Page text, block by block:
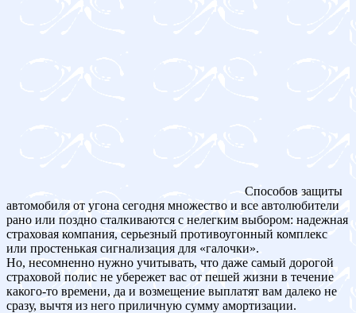
Способов защиты
автомобиля от угона сегодня множество и все автолюбители
рано или поздно сталкиваются с нелегким выбором: надежная
страховая компания, серьезный противоугонный комплекс
или простенькая сигнализация для «галочки».
Но, несомненно нужно учитывать, что даже самый дорогой
страховой полис не убережет вас от пешей жизни в течение
какого-то времени, да и возмещение выплатят вам далеко не
сразу, вычтя из него приличную сумму амортизации.